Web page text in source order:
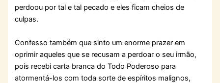
perdoou por tal e tal pecado e eles ficam cheios de
culpas.
Confesso também que sinto um enorme prazer em
oprimir aqueles que se recusam a perdoar o seu irmão,
pois recebi carta branca do Todo Poderoso para
atormentá-los com toda sorte de espíritos malignos,